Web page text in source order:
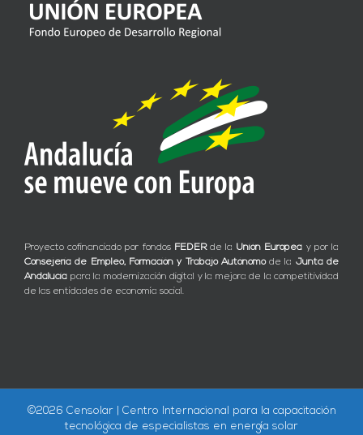
Proyecto cofinanciado por fondos FEDERde la Unión Europea y por la
Consejería de Empleo, Formación y Trabajo Autónomode la Junta de
Andalucía para la modernización digital y la mejora de la competitividad
de las entidades de economía social.
©2026 Censolar | Centro Internacional para la capacitación
tecnológica de especialistas en energía solar